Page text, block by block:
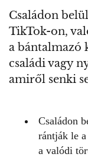
Családon
TikTok-on,
a bántalmazó
családi vagy
amiről senki
Családon
rántják le
a valódi